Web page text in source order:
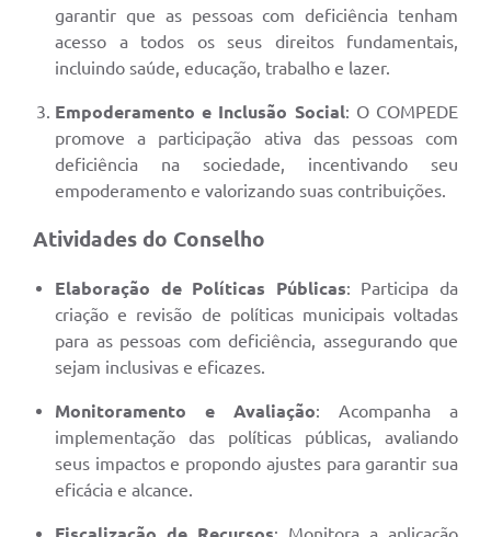
garantir que as pessoas com deficiência tenham
acesso a todos os seus direitos fundamentais,
incluindo saúde, educação, trabalho e lazer.
Empoderamento e Inclusão Social: O COMPEDE
promove a participação ativa das pessoas com
deficiência na sociedade, incentivando seu
empoderamento e valorizando suas contribuições.
Atividades do Conselho
Elaboração de Políticas Públicas: Participa da
criação e revisão de políticas municipais voltadas
para as pessoas com deficiência, assegurando que
sejam inclusivas e eficazes.
Monitoramento e Avaliação: Acompanha a
implementação das políticas públicas, avaliando
seus impactos e propondo ajustes para garantir sua
eficácia e alcance.